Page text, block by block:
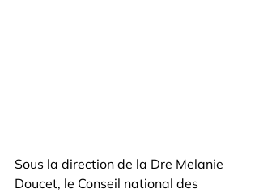
Sous la direction de la Dre Melanie
Doucet, le Conseil national des